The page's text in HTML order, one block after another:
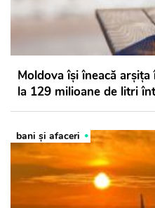
Moldova își îneacă
la 129 milioane de litri
bani și afaceri